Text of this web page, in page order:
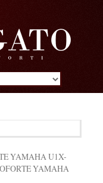
YAMAHA U1X-
YAMAHA